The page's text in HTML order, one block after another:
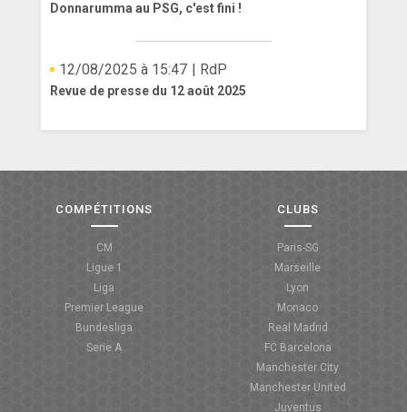
Donnarumma au PSG, c'est fini !
12/08/2025 à 15:47 | RdP
Revue de presse du 12 août 2025
COMPÉTITIONS
CM
Ligue 1
Liga
Premier League
Bundesliga
Serie A
CLUBS
Paris-SG
Marseille
Lyon
Monaco
Real Madrid
FC Barcelona
Manchester City
Manchester United
Juventus